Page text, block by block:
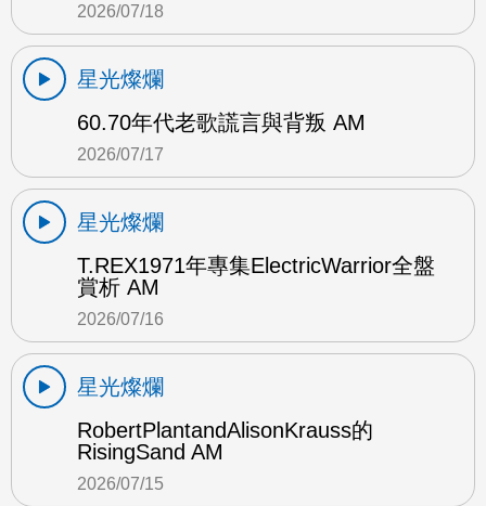
2026/07/18
星光燦爛
60.70年代老歌謊言與背叛 AM
2026/07/17
星光燦爛
T.REX1971年專集ElectricWarrior全盤
賞析 AM
2026/07/16
星光燦爛
RobertPlantandAlisonKrauss的
RisingSand AM
2026/07/15